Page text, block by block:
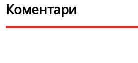
Коментари